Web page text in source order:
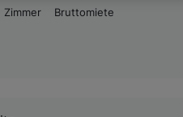
Zimmer Bruttomiete
Partner verarbeiten